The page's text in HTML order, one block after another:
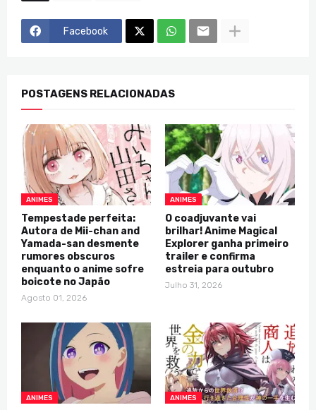
Facebook
POSTAGENS RELACIONADAS
ANIMES
Tempestade perfeita:
Autora de Mii-chan and
Yamada-san desmente
rumores obscuros
enquanto o anime sofre
boicote no Japão
Agosto 01, 2026
ANIMES
O coadjuvante vai
brilhar! Anime Magical
Explorer ganha primeiro
trailer e confirma
estreia para outubro
Julho 31, 2026
ANIMES ANIMES